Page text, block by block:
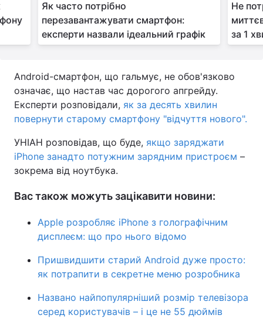
Як часто потрібно
перезавантажувати смартфон:
експерти назвали ідеальний графік
Не
за 1
Android-смартфон, що гальмує, не обов'язково
означає, що настав час дорогого апгрейду.
Експерти розповідали, як за десять хвилин
повернути старому смартфону "відчуття нового".
УНІАН розповідав, що буде, якщо заряджати
iPhone занадто потужним зарядним пристроєм –
зокрема від ноутбука.
Вас також можуть зацікавити новини:
Apple розробляє iPhone з голографічним
дисплеєм: що про нього відомо
Пришвидшити старий Android дуже просто:
як потрапити в секретне меню розробника
Названо найпопулярніший розмір телевізора
серед користувачів – і це не 55 дюймів